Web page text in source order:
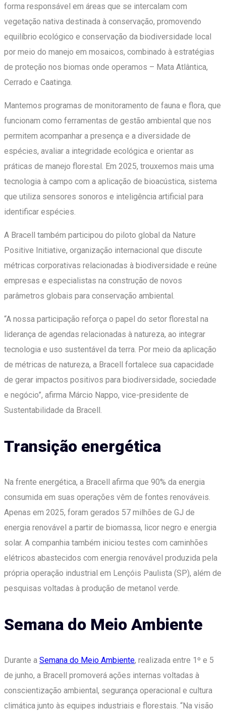
forma responsável em áreas que se intercalam com
vegetação nativa destinada à conservação, promovendo
equilíbrio ecológico e conservação da biodiversidade local
por meio do manejo em mosaicos, combinado à estratégias
de proteção nos biomas onde operamos – Mata Atlântica,
Cerrado e Caatinga.
Mantemos programas de monitoramento de fauna e flora, que
funcionam como ferramentas de gestão ambiental que nos
permitem acompanhar a presença e a diversidade de
espécies, avaliar a integridade ecológica e orientar as
práticas de manejo florestal. Em 2025, trouxemos mais uma
tecnologia à campo com a aplicação de bioacústica, sistema
que utiliza sensores sonoros e inteligência artificial para
identificar espécies.
A Bracell também participou do piloto global da Nature
Positive Initiative, organização internacional que discute
métricas corporativas relacionadas à biodiversidade e reúne
empresas e especialistas na construção de novos
parâmetros globais para conservação ambiental.
“A nossa participação reforça o papel do setor florestal na
liderança de agendas relacionadas à natureza, ao integrar
tecnologia e uso sustentável da terra. Por meio da aplicação
de métricas de natureza, a Bracell fortalece sua capacidade
de gerar impactos positivos para biodiversidade, sociedade
e negócio”, afirma Márcio Nappo, vice-presidente de
Sustentabilidade da Bracell.
Transição energética
Na frente energética, a Bracell afirma que 90% da energia
consumida em suas operações vêm de fontes renováveis.
Apenas em 2025, foram gerados 57 milhões de GJ de
energia renovável a partir de biomassa, licor negro e energia
solar. A companhia também iniciou testes com caminhões
elétricos abastecidos com energia renovável produzida pela
própria operação industrial em Lençóis Paulista (SP), além de
pesquisas voltadas à produção de metanol verde.
Semana do Meio Ambiente
Durante a Semana do Meio Ambiente, realizada entre 1º e 5
de junho, a Bracell promoverá ações internas voltadas à
conscientização ambiental, segurança operacional e cultura
climática junto às equipes industriais e florestais. “Na visão